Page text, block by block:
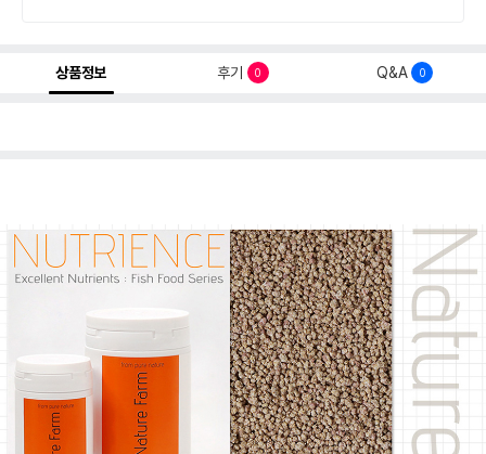
상품정보 후기 0 Q&A 0